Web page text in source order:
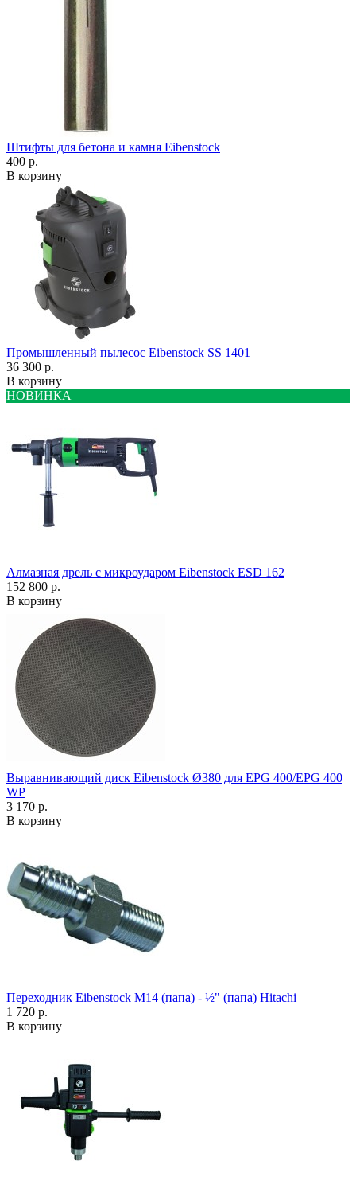
Штифты для бетона и камня Eibenstock
400 р.
В корзину
Промышленный пылесос Eibenstock SS 1401
36 300 р.
В корзину
НОВИНКА
Алмазная дрель с микроударом Eibenstock ESD 162
152 800 р.
В корзину
Выравнивающий диск Eibenstock Ø380 для EPG 400/EPG 400
WP
3 170 р.
В корзину
Переходник Eibenstock M14 (папа) - ½" (папа) Hitachi
1 720 р.
В корзину